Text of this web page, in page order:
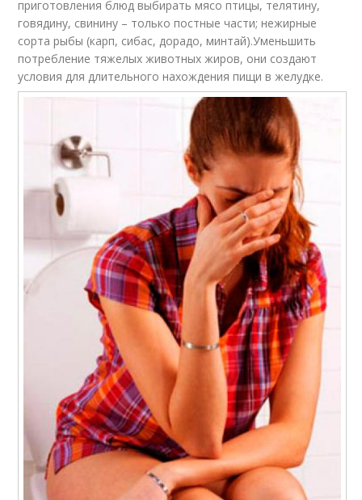
приготовления блюд выбирать мясо птицы, телятину,
говядину, свинину – только постные части; нежирные
сорта рыбы (карп, сибас, дорадо, минтай).Уменьшить
потребление тяжелых животных жиров, они создают
условия для длительного нахождения пищи в желудке.